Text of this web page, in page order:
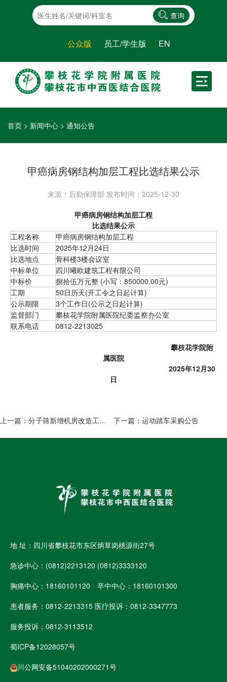
查询
公众版 员工/学生版 EN
首页 > 新闻中心 > 通知公告
甲癌病房钢结构加层工程比选结果公示
来源：后勤保障部 发布时间：2025-12-30
甲癌病房钢结构加层工程
比选结果公示
工程名称
甲癌病房钢结构加层工程
比选时间
2025年12月24日
比选地点
骨科楼3楼会议室
中标单位
四川曦欧建筑工程有限公司
中标价
捌拾伍万元整 (小写：850000.00元)
工期
50日历天(开工令之日起计算)
公示期限
3个工作日(公示之日起计算)
监督部门
攀枝花学院附属医院纪委监察办公室
联系电话
0812-2213025
攀枝花学院附
属医院
2025年12月30
日
上一篇： 分子筛新增机房改造工程比选结果公示 下一篇： 运动踏车采购公告
地 址：四川省攀枝花市东区炳草岗桃源街27号
急诊中心：(0812)2213120 (0812)3333120
胸痛中心：18160101120 卒中中心：18160101300
患者服务：0812-2213315 医疗投诉：0812-3347773
服务投诉：0812-3113512
蜀ICP备12028057号
川公网安备51040202000271号